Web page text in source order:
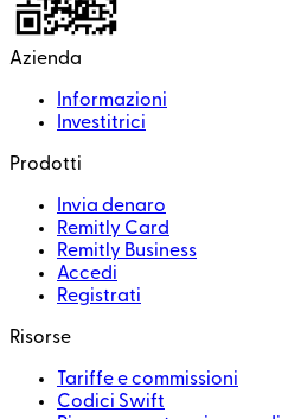
Azienda
Informazioni
Investitrici
Prodotti
Invia denaro
Remitly Card
Remitly Business
Accedi
Registrati
Risorse
Tariffe e commissioni
Codici Swift